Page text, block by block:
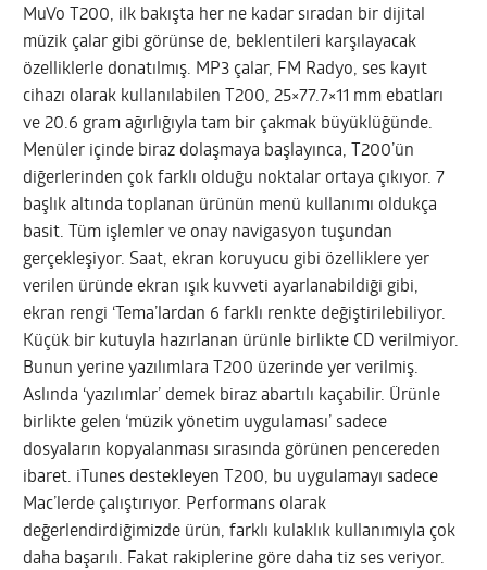
MuVo T200, ilk bakışta her ne kadar sıradan bir dijital
müzik çalar gibi görünse de, beklentileri karşılayacak
özelliklerle donatılmış. MP3 çalar, FM Radyo, ses kayıt
cihazı olarak kullanılabilen T200, 25×77.7×11 mm ebatları
ve 20.6 gram ağırlığıyla tam bir çakmak büyüklüğünde.
Menüler içinde biraz dolaşmaya başlayınca, T200’ün
diğerlerinden çok farklı olduğu noktalar ortaya çıkıyor. 7
başlık altında toplanan ürünün menü kullanımı oldukça
basit. Tüm işlemler ve onay navigasyon tuşundan
gerçekleşiyor. Saat, ekran koruyucu gibi özelliklere yer
verilen üründe ekran ışık kuvveti ayarlanabildiği gibi,
ekran rengi ‘Tema’lardan 6 farklı renkte değiştirilebiliyor.
Küçük bir kutuyla hazırlanan ürünle birlikte CD verilmiyor.
Bunun yerine yazılımlara T200 üzerinde yer verilmiş.
Aslında ‘yazılımlar’ demek biraz abartılı kaçabilir. Ürünle
birlikte gelen ‘müzik yönetim uygulaması’ sadece
dosyaların kopyalanması sırasında görünen pencereden
ibaret. iTunes destekleyen T200, bu uygulamayı sadece
Mac’lerde çalıştırıyor. Performans olarak
değerlendirdiğimizde ürün, farklı kulaklık kullanımıyla çok
daha başarılı. Fakat rakiplerine göre daha tiz ses veriyor.